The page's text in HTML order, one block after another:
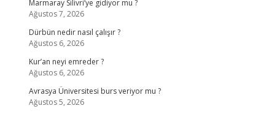
Marmaray Silivri’ye gidiyor mu ?
Ağustos 7, 2026
Dürbün nedir nasıl çalışır ?
Ağustos 6, 2026
Kur’an neyi emreder ?
Ağustos 6, 2026
Avrasya Üniversitesi burs veriyor mu ?
Ağustos 5, 2026